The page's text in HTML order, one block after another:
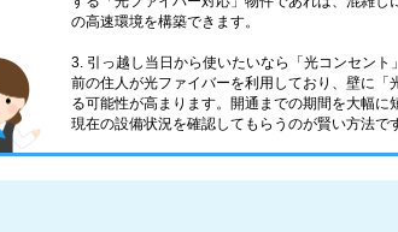
の高速環境を構築できます。
3. 引っ越し当日から使いたいなら「光コンセント
前の住人が光ファイバーを利用しており、壁に
る可能性が高まります。開通までの期間を大幅
現在の設備状況を確認してもらうのが賢い方法で